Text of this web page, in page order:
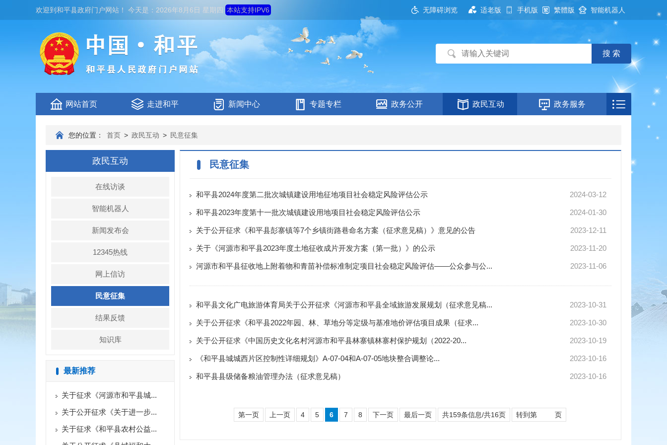
欢迎到和平县政府门户网站 ！ 今天是： 2026年8月6日 星期四 本站支持IPV6 无障碍浏览 适老版 手机版 繁體版 智能机器人
网站首页 走进和平 新闻中心 专题专栏 政务公开 政民互动 政务服务
您的位置： 首页 > 政民互动 > 民意征集
政民互动
在线访谈
智能机器人
新闻发布会
12345热线
网上信访
民意征集
结果反馈
知识库
最新推荐
关于征求《河源市和平县城...
关于公开征求《关于进一步...
关于征求《和平县农村公益...
民意征集
2024-03-12
和平县2024年度第二批次城镇建设用地征地项目社会稳定风险评估公示
2024-01-30
和平县2023年度第十一批次城镇建设用地项目社会稳定风险评估公示
2023-12-11
关于公开征求《和平县彭寨镇等7个乡镇街路巷命名方案（征求意见稿）》意见的公告
2023-11-20
关于《河源市和平县2023年度土地征收成片开发方案（第一批）》的公示
2023-11-06
河源市和平县征收地上附着物和青苗补偿标准制定项目社会稳定风险评估——公众参与公...
2023-10-31
和平县文化广电旅游体育局关于公开征求《河源市和平县全域旅游发展规划（征求意见稿...
2023-10-30
关于公开征求《和平县2022年园、林、草地分等定级与基准地价评估项目成果（征求...
2023-10-19
关于公开征求《中国历史文化名村河源市和平县林寨镇林寨村保护规划（2022-20...
2023-10-16
《和平县城城西片区控制性详细规划》A-07-04和A-07-05地块整合调整论...
2023-10-16
和平县县级储备粮油管理办法（征求意见稿）
第一页 上一页 4 5 6 7 8 下一页 最后一页 共159条信息/共16页 转到第 页